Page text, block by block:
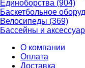
Единоборства (904)
Баскетбольное
Велосипеды (369)
Бассейны и
О компании
Оплата
Доставка